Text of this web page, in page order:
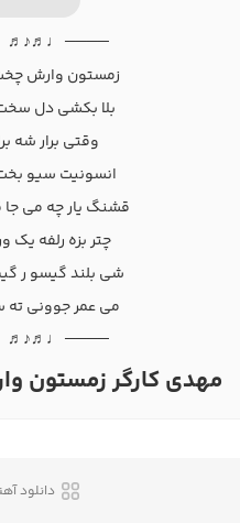
────
زمستون وارش
بلا بکشی دل
وقتی برار شه
انسونیت سیو
قشنگ یار چه می جا
چتر بزه رلفه یک
شی بلند گیسو ر
می عمر جوونی ته
────
مهدی کارگر زمستون
دانلود